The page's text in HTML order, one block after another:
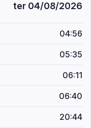
ter 04/08/2026
04:56
05:35
06:11
06:40
20:44